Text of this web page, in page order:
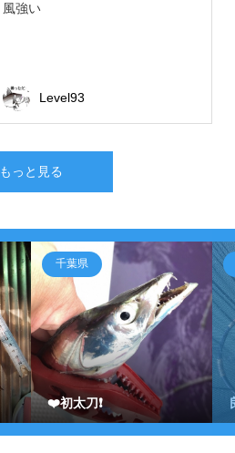
風強い
Level93
もっと見る
千葉県
❤️初太刀❗️